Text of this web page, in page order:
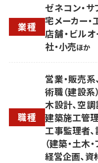
業種
ゼネコン・
宅メーカー・
店舗・ビル
社・小売ほか
職種
営業・販売系
術職（建設系
木設計、空調
建築施工管
工事監理者
（建築・土木
経営企画、資